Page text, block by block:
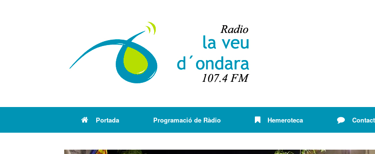
Portada Programació de Ràdio Hemeroteca